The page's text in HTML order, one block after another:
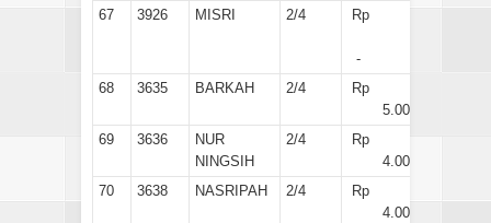
67
3926 MISRI 2/4 Rp
-
68
3635 BARKAH 2/4
Rp
5.000
69
3636
NUR
NINGSIH
2/4
Rp
4.000
70
3638 NASRIPAH 2/4
Rp
4.000